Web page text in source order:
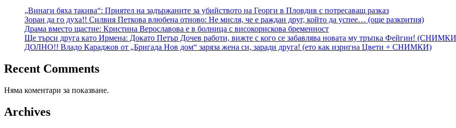
„Винаги бяха такива“: Приятел на задържаните за убийството на Георги в Пловдив с потресаващ разказ
Зоран да го духа!! Силвия Петкова влюбена отново: Не мисля, че е раждан друг, който да успее… (още разкрития)
Драма вместо щастие: Кристина Верославова е в болница с високорискова бременност
Ще търси друга като Ирмена: Докато Петър Дочев работи, вижте с кого се забавлява новата му тръпка Фейгин!
ДОЛНО!! Владо Караджов от „Бригада Нов дом“ заряза жена си, заради друга! (ето как изригна Цвети + СНИМКИ)
Recent Comments
Няма коментари за показване.
Archives